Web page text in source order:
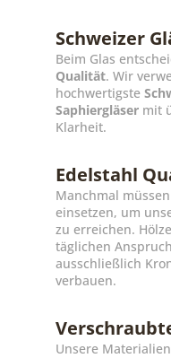
Schweizer
Beim Glas
Qualität. Wir
hochwertigste
Saphiergläser mit
Klarheit.
Edelstahl
Manchmal
einsetzen, um
zu erreichen.
täglichen
ausschließlich
verbauen.
Unsere